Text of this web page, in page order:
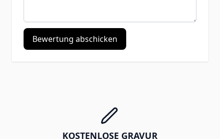
Bewertung abschicken
KOSTENLOSE GRAVUR